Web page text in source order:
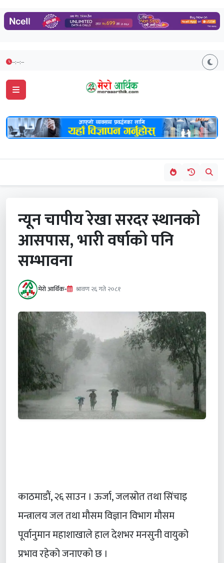
--:--:--
न्यून चापीय रेखा सरदर स्थानको
आसपास, भारी वर्षाको पनि
सम्भावना
मेरो आर्थिक• श्रावण २६ गते २०८१
काठमाडाैं, २६ साउन । ऊर्जा, जलस्रोत तथा सिंचाइ
मन्त्रालय जल तथा मौसम विज्ञान विभाग मौसम
पूर्वानुमान महाशाखाले हाल देशभर मनसुनी वायुको
प्रभाव रहेको जनाएकाे छ ।